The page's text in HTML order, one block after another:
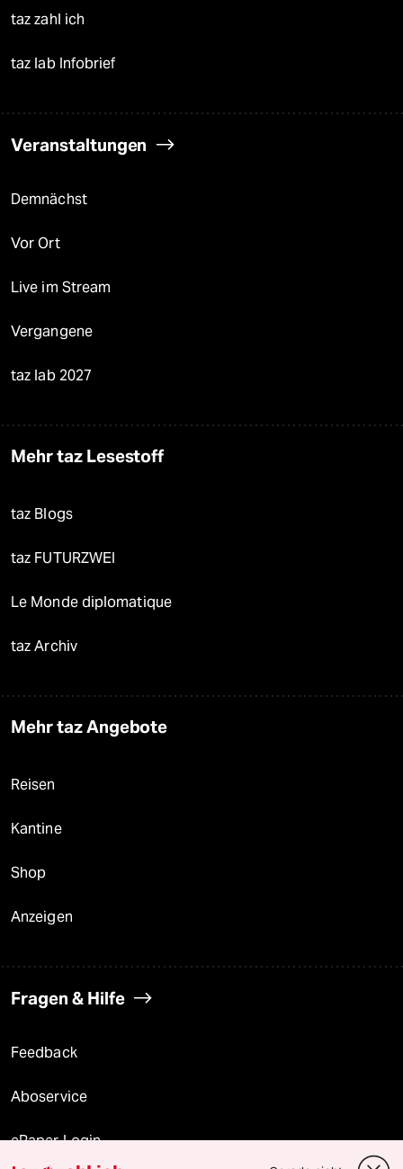
taz zahl ich
taz lab Infobrief
Veranstaltungen
Demnächst
Vor Ort
Live im Stream
Vergangene
taz lab 2027
Mehr taz Lesestoff
taz Blogs
taz FUTURZWEI
Le Monde diplomatique
taz Archiv
Mehr taz Angebote
Reisen
Kantine
Shop
Anzeigen
Fragen & Hilfe
Feedback
Aboservice
ePaper Login